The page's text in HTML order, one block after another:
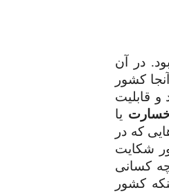
در آن
کشور
و قابلیت
یا
که در
شکایت
چه کسانی
کشور